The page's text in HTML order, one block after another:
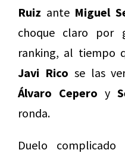
Ruiz ante Miguel
choque claro por
ranking, al tiempo
Javi Rico se las
Álvaro Cepero y
ronda.
Duelo